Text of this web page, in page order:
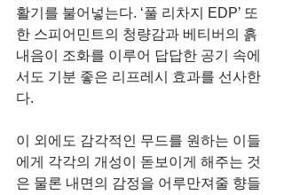
활기를 불어넣는다. ‘풀 리차지 EDP’ 또
한 스피어민트의 청량감과 베티버의 흙
내음이 조화를 이루어 답답한 공기 속에
서도 기분 좋은 리프레시 효과를 선사한
다.
이 외에도 감각적인 무드를 원하는 이들
에게 각각의 개성이 돋보이게 해주는 것
은 물론 내면의 감정을 어루만져줄 향들